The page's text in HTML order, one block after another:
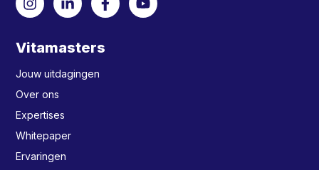
Vitamasters
Jouw uitdagingen
Over ons
Expertises
Whitepaper
Ervaringen